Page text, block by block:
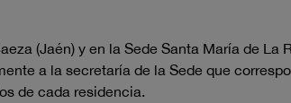
(Jaén) y en la Sede Santa María de La
a la secretaría de la Sede que
de cada residencia.